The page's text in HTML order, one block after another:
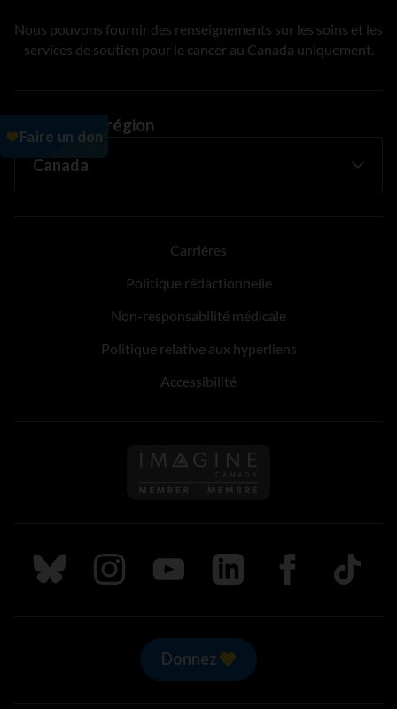
Nous pouvons fournir des renseignements sur les soins et les
services de soutien pour le cancer au Canada uniquement.
Changer de région
Carrières
Politique rédactionnelle
Non-responsabilité médicale
Politique relative aux hyperliens
Accessibilité
Suivez nous sur Bluesky
Suivez nous sur Instagram
Suivez nous sur Youtube
Suivez nous sur LinkedIn
Suivez nous sur
TikTok
Donnez